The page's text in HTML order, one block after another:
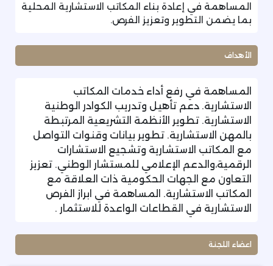
المساهمة في إعادة بناء المكاتب الاستشارية المحلية
بما يضمن التطوير وتعزيز الفرص.
الأهداف
المساهمة في رفع أداء خدمات​ المكاتب
الاستشارية. دعم تأهيل وتدريب الكوادر الوطنية
الاستشارية. تطوير الأنظمة التشريعية المرتبطة
بالمهن الاستشارية. تطوير بيانات وقنوات التواصل
مع المكاتب الاستشارية وتشجيع الاستشارات
الرقمية،والدعم الإعلامي للمستشار الوطني. تعزيز
التعاون مع الجهات الحكومية ذات العلاقة مع
المكاتب الاستشارية. المساهمة في ابراز الفرص
الاستشارية في القطاعات الواعدة للاستثمار ​.
اعضاء اللجنة